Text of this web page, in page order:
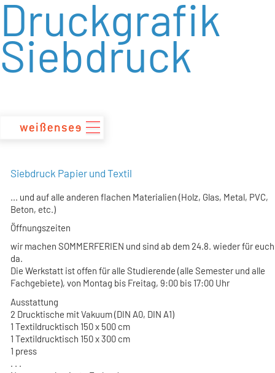
zum
Druckgrafik
Siebdruck
Siebdruck Papier und Textil
... und auf alle anderen flachen Materialien (Holz, Glas, Metal, PVC,
Beton, etc.)
Öffnungszeiten
wir machen SOMMERFERIEN und sind ab dem 24.8. wieder für euch
da.
Die Werkstatt ist offen für alle Studierende (alle Semester und alle
Fachgebiete), von Montag bis Freitag, 9:00 bis 17:00 Uhr
Ausstattung
2 Drucktische mit Vakuum (DIN A0, DIN A1)
1 Textildrucktisch 150 x 500 cm
1 Textildrucktisch 150 x 300 cm
1 press